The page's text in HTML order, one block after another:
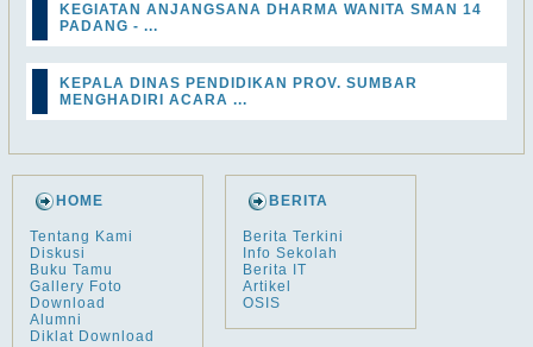
KEGIATAN ANJANGSANA DHARMA WANITA SMAN 14
PADANG - ...
KEPALA DINAS PENDIDIKAN PROV. SUMBAR
MENGHADIRI ACARA ...
HOME
Tentang Kami
Diskusi
Buku Tamu
Gallery Foto
Download
Alumni
Diklat Download
BERITA
Berita Terkini
Info Sekolah
Berita IT
Artikel
OSIS